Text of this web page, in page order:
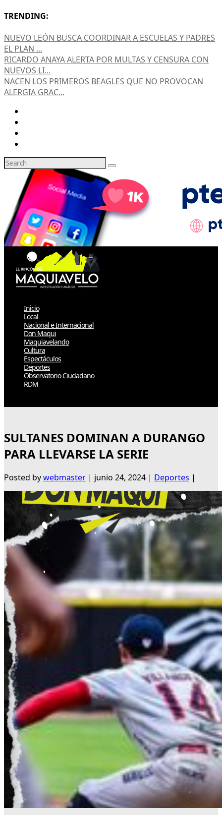
TRENDING:
NUEVO LEÓN BUSCA COORDINAR A ESCUELAS Y PADRES
EL PLAN ...
RICARDO ANAYA ALERTA POR MULTAS Y CENSURA CON
NUEVOS LI...
NACEN LOS PRIMEROS BEAGLES QUE NO PROVOCAN
ALERGIA GRAC...
Inicio
Local
Nacional e Internacional
Don Maqui
Maquiavelando
Cultura
Espectáculos
Deportes
Observatorio Ciudadano
RDM
SULTANES DOMINAN A DURANGO
PARA LLEVARSE LA SERIE
Posted bywebmaster | junio 24, 2024 | Deportes |